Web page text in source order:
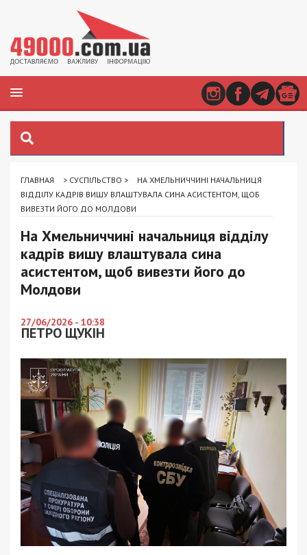
ГЛАВНАЯ > СУСПІЛЬСТВО >
НА ХМЕЛЬНИЧЧИНІ НАЧАЛЬНИЦЯ
ВІДДІЛУ КАДРІВ ВИШУ ВЛАШТУВАЛА СИНА АСИСТЕНТОМ, ЩОБ
ВИВЕЗТИ ЙОГО ДО МОЛДОВИ
На Хмельниччині начальниця відділу
кадрів вишу влаштувала сина
асистентом, щоб вивезти його до
Молдови
27/06/2026 - 10:38
ПЕТРО ЩУКІН